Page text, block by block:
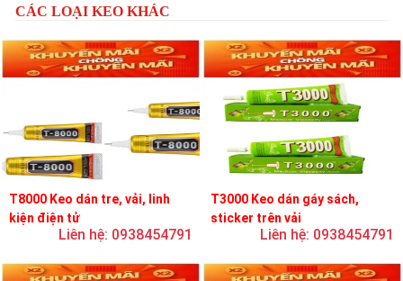
CÁC LOẠI KEO KHÁC
T8000 Keo dán tre, vải, linh
kiện điện tử
Liên hệ: 0938454791
T3000 Keo dán gáy sách,
sticker trên vải
Liên hệ: 0938454791